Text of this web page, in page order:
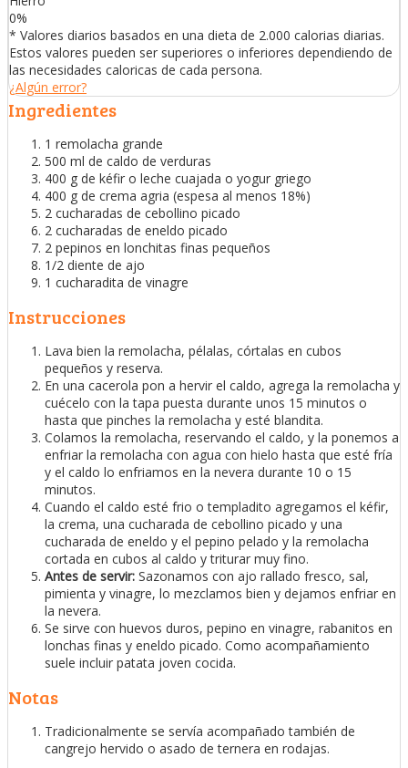
0%
* Valores diarios basados en una dieta de 2.000 calorias diarias.
Estos valores pueden ser superiores o inferiores dependiendo de
las necesidades caloricas de cada persona.
¿Algún error?
Ingredientes
1 remolacha grande
500 ml de caldo de verduras
400 g de kéfir o leche cuajada o yogur griego
400 g de crema agria (espesa al menos 18%)
2 cucharadas de cebollino picado
2 cucharadas de eneldo picado
2 pepinos en lonchitas finas pequeños
1/2 diente de ajo
1 cucharadita de vinagre
Instrucciones
Lava bien la remolacha, pélalas, córtalas en cubos
pequeños y reserva.
En una cacerola pon a hervir el caldo, agrega la remolacha y
cuécelo con la tapa puesta durante unos 15 minutos o
hasta que pinches la remolacha y esté blandita.
Colamos la remolacha, reservando el caldo, y la ponemos a
enfriar la remolacha con agua con hielo hasta que esté fría
y el caldo lo enfriamos en la nevera durante 10 o 15
minutos.
Cuando el caldo esté frio o templadito agregamos el kéfir,
la crema, una cucharada de cebollino picado y una
cucharada de eneldo y el pepino pelado y la remolacha
cortada en cubos al caldo y triturar muy fino.
Antes de servir: Sazonamos con ajo rallado fresco, sal,
pimienta y vinagre, lo mezclamos bien y dejamos enfriar en
la nevera.
Se sirve con huevos duros, pepino en vinagre, rabanitos en
lonchas finas y eneldo picado. Como acompañamiento
suele incluir patata joven cocida.
Notas
Tradicionalmente se servía acompañado también de
cangrejo hervido o asado de ternera en rodajas.